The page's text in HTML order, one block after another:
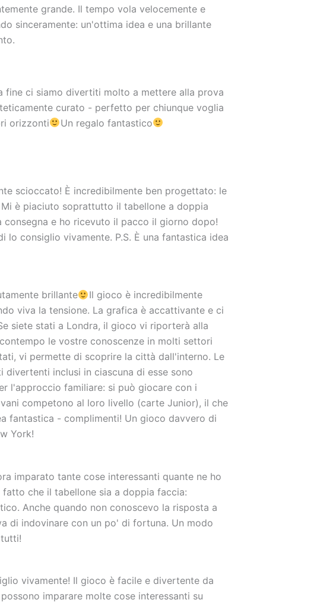
grande. Il tempo vola velocemente e
sinceramente: un'ottima idea e una brillante
fine ci siamo divertiti molto a mettere alla prova
curato - perfetto per chiunque voglia
orizzonti
Un regalo fantastico
scioccato! È incredibilmente ben progettato: le
è piaciuto soprattutto il tabellone a doppia
e ho ricevuto il pacco il giorno dopo!
lo consiglio vivamente. P.S. È una fantastica idea
brillante
Il gioco è incredibilmente
viva la tensione. La grafica è accattivante e ci
siete stati a Londra, il gioco vi riporterà alla
le vostre conoscenze in molti settori
vi permette di scoprire la città dall'interno. Le
inclusi in ciascuna di esse sono
l'approccio familiare: si può giocare con i
competono al loro livello (carte Junior), il che
fantastica - complimenti! Un gioco davvero di
York!
imparato tante cose interessanti quante ne ho
che il tabellone sia a doppia faccia:
Anche quando non conoscevo la risposta a
di indovinare con un po' di fortuna. Un modo
vivamente! Il gioco è facile e divertente da
imparare molte cose interessanti su